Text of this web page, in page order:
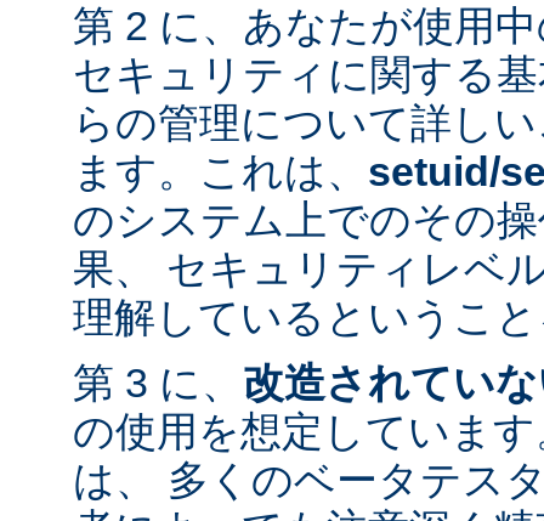
第 2 に、あなたが使用
セキュリティに関する
らの管理について詳し
ます。これは、 setuid/
のシステム上でのその
果、 セキュリティレベ
理解しているというこ
第 3 に、 改造されてい
の使用を想定していま
は、 多くのベータテス